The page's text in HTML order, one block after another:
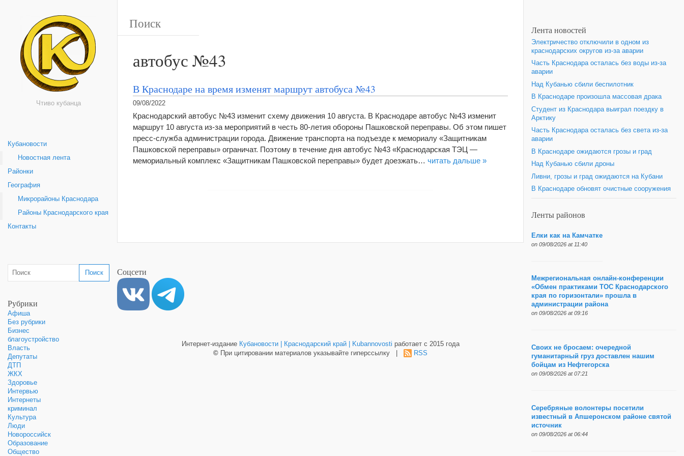
Чтиво кубанца
Кубановости
Новостная лента
Районки
География
Микрорайоны Краснодара
Районы Краснодарского края
Контакты
Рубрики
Афиша
Без рубрики
Бизнес
благоустройство
Власть
Депутаты
ДТП
ЖКХ
Здоровье
Интервью
Интернеты
криминал
Культура
Люди
Новороссийск
Образование
Общество
автобус №43
В Краснодаре на время изменят маршрут автобуса №43
09/08/2022
Краснодарский автобус №43 изменит схему движения 10 августа. В Краснодаре автобус №43 изменит
маршрут 10 августа из-за мероприятий в честь 80-летия обороны Пашковской переправы. Об этом пишет
пресс-служба администрации города. Движение транспорта на подъезде к мемориалу «Защитникам
Пашковской переправы» ограничат. Поэтому в течение дня автобус №43 «Краснодарская ТЭЦ —
мемориальный комплекс «Защитникам Пашковской переправы» будет доезжать… читать дальше »
Лента новостей
Электричество отключили в одном из
краснодарских округов из-за аварии
Часть Краснодара осталась без воды из-за
аварии
Над Кубанью сбили беспилотник
В Краснодаре произошла массовая драка
Студент из Краснодара выиграл поездку в
Арктику
Часть Краснодара осталась без света из-за
аварии
В Краснодаре ожидаются грозы и град
Над Кубанью сбили дроны
Ливни, грозы и град ожидаются на Кубани
В Краснодаре обновят очистные сооружения
Ленты районов
Елки как на Камчатке
on 09/08/2026 at 11:40
Межрегиональная онлайн-конференции
«Обмен практиками ТОС Краснодарского
края по горизонтали» прошла в
администрации района
on 09/08/2026 at 09:16
Своих не бросаем: очередной
гуманитарный груз доставлен нашим
бойцам из Нефтегорска
on 09/08/2026 at 07:21
Серебряные волонтеры посетили
известный в Апшеронском районе святой
источник
on 09/08/2026 at 06:44
Соцсети
Интернет-издание Кубановости | Краснодарский край | Kubannovosti работает с 2015 года
© При цитировании материалов указывайте гиперссылку | RSS